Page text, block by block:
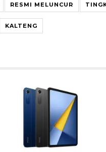
RESMI MELUNCUR
KALTENG